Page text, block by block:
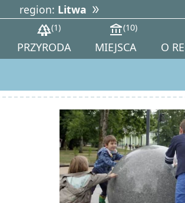
region: Litwa
forest 1
PRZYRODA
account_balance 10
MIEJSCA O